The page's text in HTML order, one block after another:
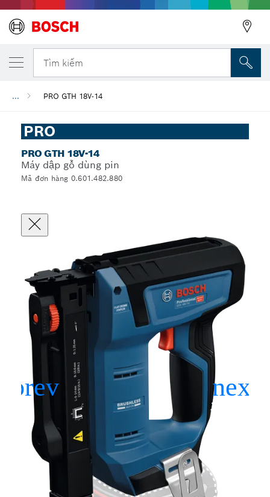
Tìm kiếm
... PRO GTH 18V-14
PRO
PRO GTH 18V-14
Máy dập gỗ dùng pin
Mã đơn hàng 0.601.482.880